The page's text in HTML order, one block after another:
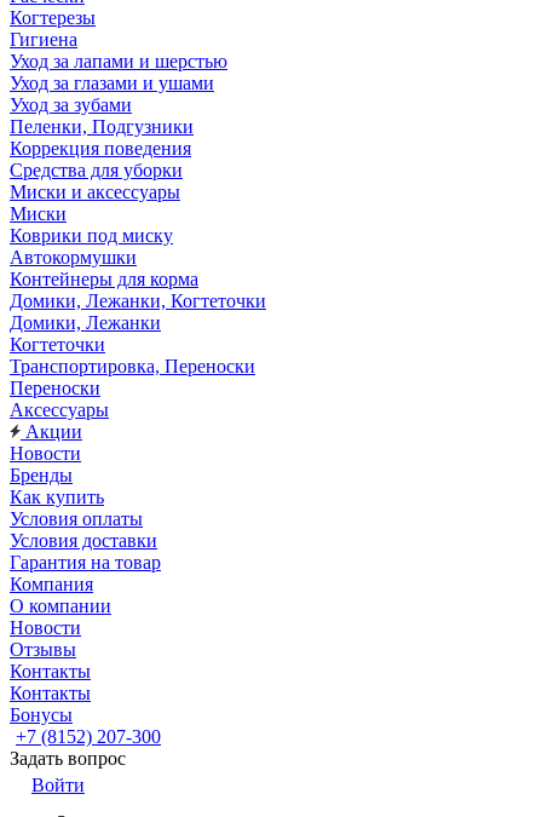
Когтерезы
Гигиена
Уход за лапами и шерстью
Уход за глазами и ушами
Уход за зубами
Пеленки, Подгузники
Коррекция поведения
Средства для уборки
Миски и аксессуары
Миски
Коврики под миску
Автокормушки
Контейнеры для корма
Домики, Лежанки, Когтеточки
Домики, Лежанки
Когтеточки
Транспортировка, Переноски
Переноски
Аксессуары
Акции
Новости
Бренды
Как купить
Условия оплаты
Условия доставки
Гарантия на товар
Компания
О компании
Новости
Отзывы
Контакты
Контакты
Бонусы
+7 (8152) 207-300
Задать вопрос
Войти